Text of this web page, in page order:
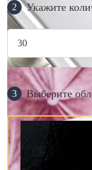
2 Укажите
3 Выберите